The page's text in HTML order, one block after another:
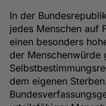
In der
jedes Menschen auf
einen besonders
der Menschenwürde
dem eigenen